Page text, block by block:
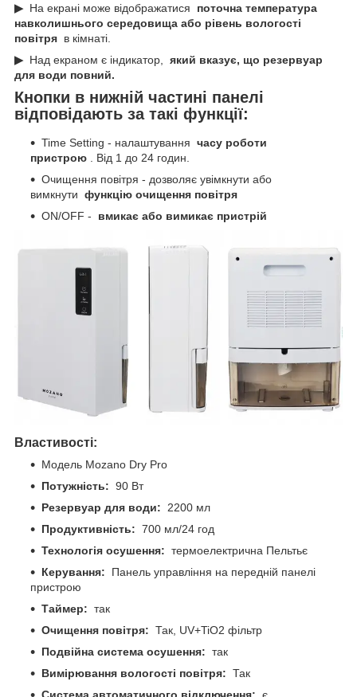
▶ На екрані може відображатися поточна температура
навколишнього середовища або рівень вологості
повітря в кімнаті.
▶ Над екраном є індикатор, який вказує, що резервуар
для води повний.
Кнопки в нижній частині панелі
відповідають за такі функції:
Time Setting - налаштування часу роботи
пристрою . Від 1 до 24 годин.
Очищення повітря - дозволяє увімкнути або
вимкнути функцію очищення повітря
ON/OFF - вмикає або вимикає пристрій
Властивості:
Модель Mozano Dry Pro
Потужність: 90 Вт
Резервуар для води: 2200 мл
Продуктивність: 700 мл/24 год
Технологія осушення: термоелектрична Пельтьє
Керування: Панель управління на передній панелі
пристрою
Таймер: так
Очищення повітря: Так, UV+TiO2 фільтр
Подвійна система осушення: так
Вимірювання вологості повітря: Так